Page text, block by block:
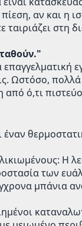
αν και η
ταιριάζει στη
επαγγελματική
Ωστόσο,
ό,τι
έναν
Η
των
μπάνια